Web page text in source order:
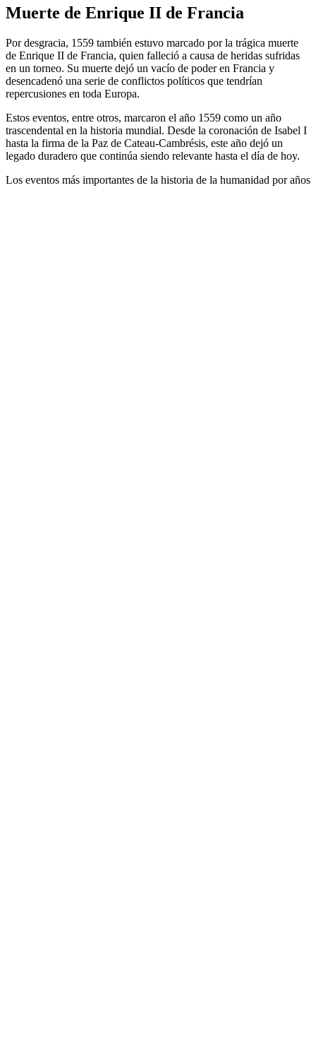
Muerte de Enrique II de Francia
Por desgracia, 1559 también estuvo marcado por la trágica muerte
de Enrique II de Francia, quien falleció a causa de heridas sufridas
en un torneo. Su muerte dejó un vacío de poder en Francia y
desencadenó una serie de conflictos políticos que tendrían
repercusiones en toda Europa.
Estos eventos, entre otros, marcaron el año 1559 como un año
trascendental en la historia mundial. Desde la coronación de Isabel I
hasta la firma de la Paz de Cateau-Cambrésis, este año dejó un
legado duradero que continúa siendo relevante hasta el día de hoy.
Los eventos más importantes de la historia de la humanidad por años